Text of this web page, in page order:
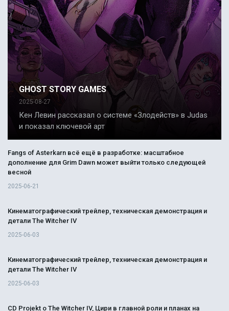
GHOST STORY GAMES
2025-08-27
Кен Левин рассказал о системе «Злодейств» в Judas
и показал ключевой арт
Fangs of Asterkarn всё ещё в разработке: масштабное
дополнение для Grim Dawn может выйти только следующей
весной
2025-06-21
Кинематографический трейлер, техническая демонстрация и
детали The Witcher IV
2025-06-03
Кинематографический трейлер, техническая демонстрация и
детали The Witcher IV
2025-06-03
CD Projekt о The Witcher IV, Цири в главной роли и планах на